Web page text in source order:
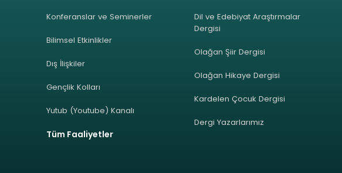
Konferanslar ve Seminerler
Bilimsel Etkinlikler
Dış İlişkiler
Gençlik Kolları
Yutub (Youtube) Kanalı
Tüm Faaliyetler
Dil ve Edebiyat Araştırmalar
Dergisi
Olağan Şiir Dergisi
Olağan Hikaye Dergisi
Kardelen Çocuk Dergisi
Dergi Yazarlarımız